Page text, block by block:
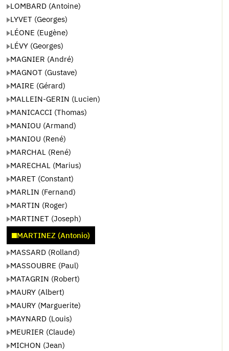
LOMBARD (Antoine)
LYVET (Georges)
LÉONE (Eugène)
LÉVY (Georges)
MAGNIER (André)
MAGNOT (Gustave)
MAIRE (Gérard)
MALLEIN-GERIN (Lucien)
MANICACCI (Thomas)
MANIOU (Armand)
MANIOU (René)
MARCHAL (René)
MARECHAL (Marius)
MARET (Constant)
MARLIN (Fernand)
MARTIN (Roger)
MARTINET (Joseph)
MARTINEZ (Antonio)
MASSARD (Rolland)
MASSOUBRE (Paul)
MATAGRIN (Robert)
MAURY (Albert)
MAURY (Marguerite)
MAYNARD (Louis)
MEURIER (Claude)
MICHON (Jean)